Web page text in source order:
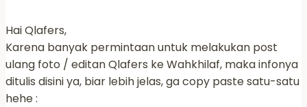
Hai Qlafers,
Karena banyak permintaan untuk melakukan post
ulang foto / editan Qlafers ke Wahkhilaf, maka infonya
ditulis disini ya, biar lebih jelas, ga copy paste satu-satu
hehe :